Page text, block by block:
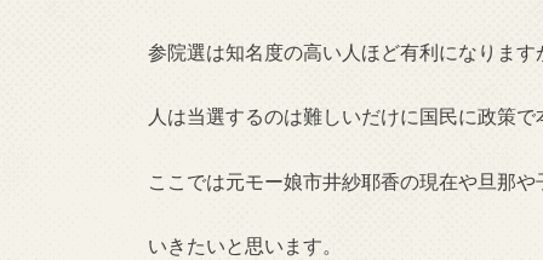
参院選は知名度の高い人ほど有利になりま
人は当選するのは難しいだけに国民に政策
ここでは元モー娘市井紗耶香の現在や旦那
いきたいと思います。